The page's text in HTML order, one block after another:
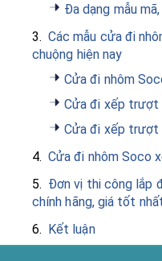
Đa dạng mẫu
3. Các mẫu cửa đi
chuộng hiện nay
Cửa đi nhôm
Cửa đi xếp trượt
Cửa đi xếp trượt
4. Cửa đi nhôm Soco
5. Đơn vị thi công lắp
chính hãng, giá tốt
6. Kết luận